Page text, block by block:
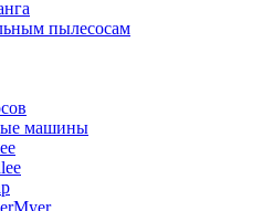
пылесосам
машины